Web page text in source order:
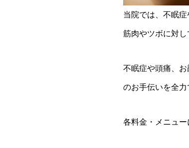
当院では、不眠
筋肉やツボに対し
不眠症や頭痛、
のお手伝いを全力
各料金・メニュ